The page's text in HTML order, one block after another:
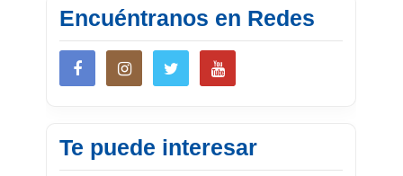
Encuéntranos en Redes
Te puede interesar